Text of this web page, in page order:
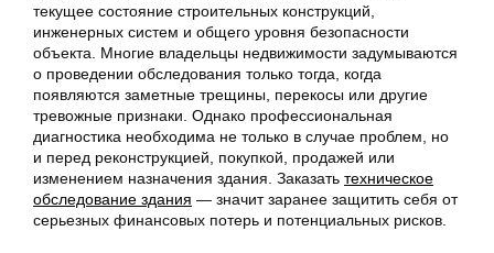
текущее состояние строительных конструкций,
инженерных систем и общего уровня безопасности
объекта. Многие владельцы недвижимости задумываются
о проведении обследования только тогда, когда
появляются заметные трещины, перекосы или другие
тревожные признаки. Однако профессиональная
диагностика необходима не только в случае проблем, но
и перед реконструкцией, покупкой, продажей или
изменением назначения здания. Заказать техническое
обследование здания — значит заранее защитить себя от
серьезных финансовых потерь и потенциальных рисков.